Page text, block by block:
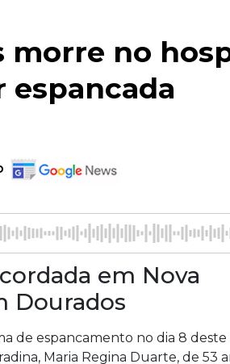
morre no
espancada
em Nova
Dourados
de espancamento no dia 8 deste
Maria Regina Duarte, de 53